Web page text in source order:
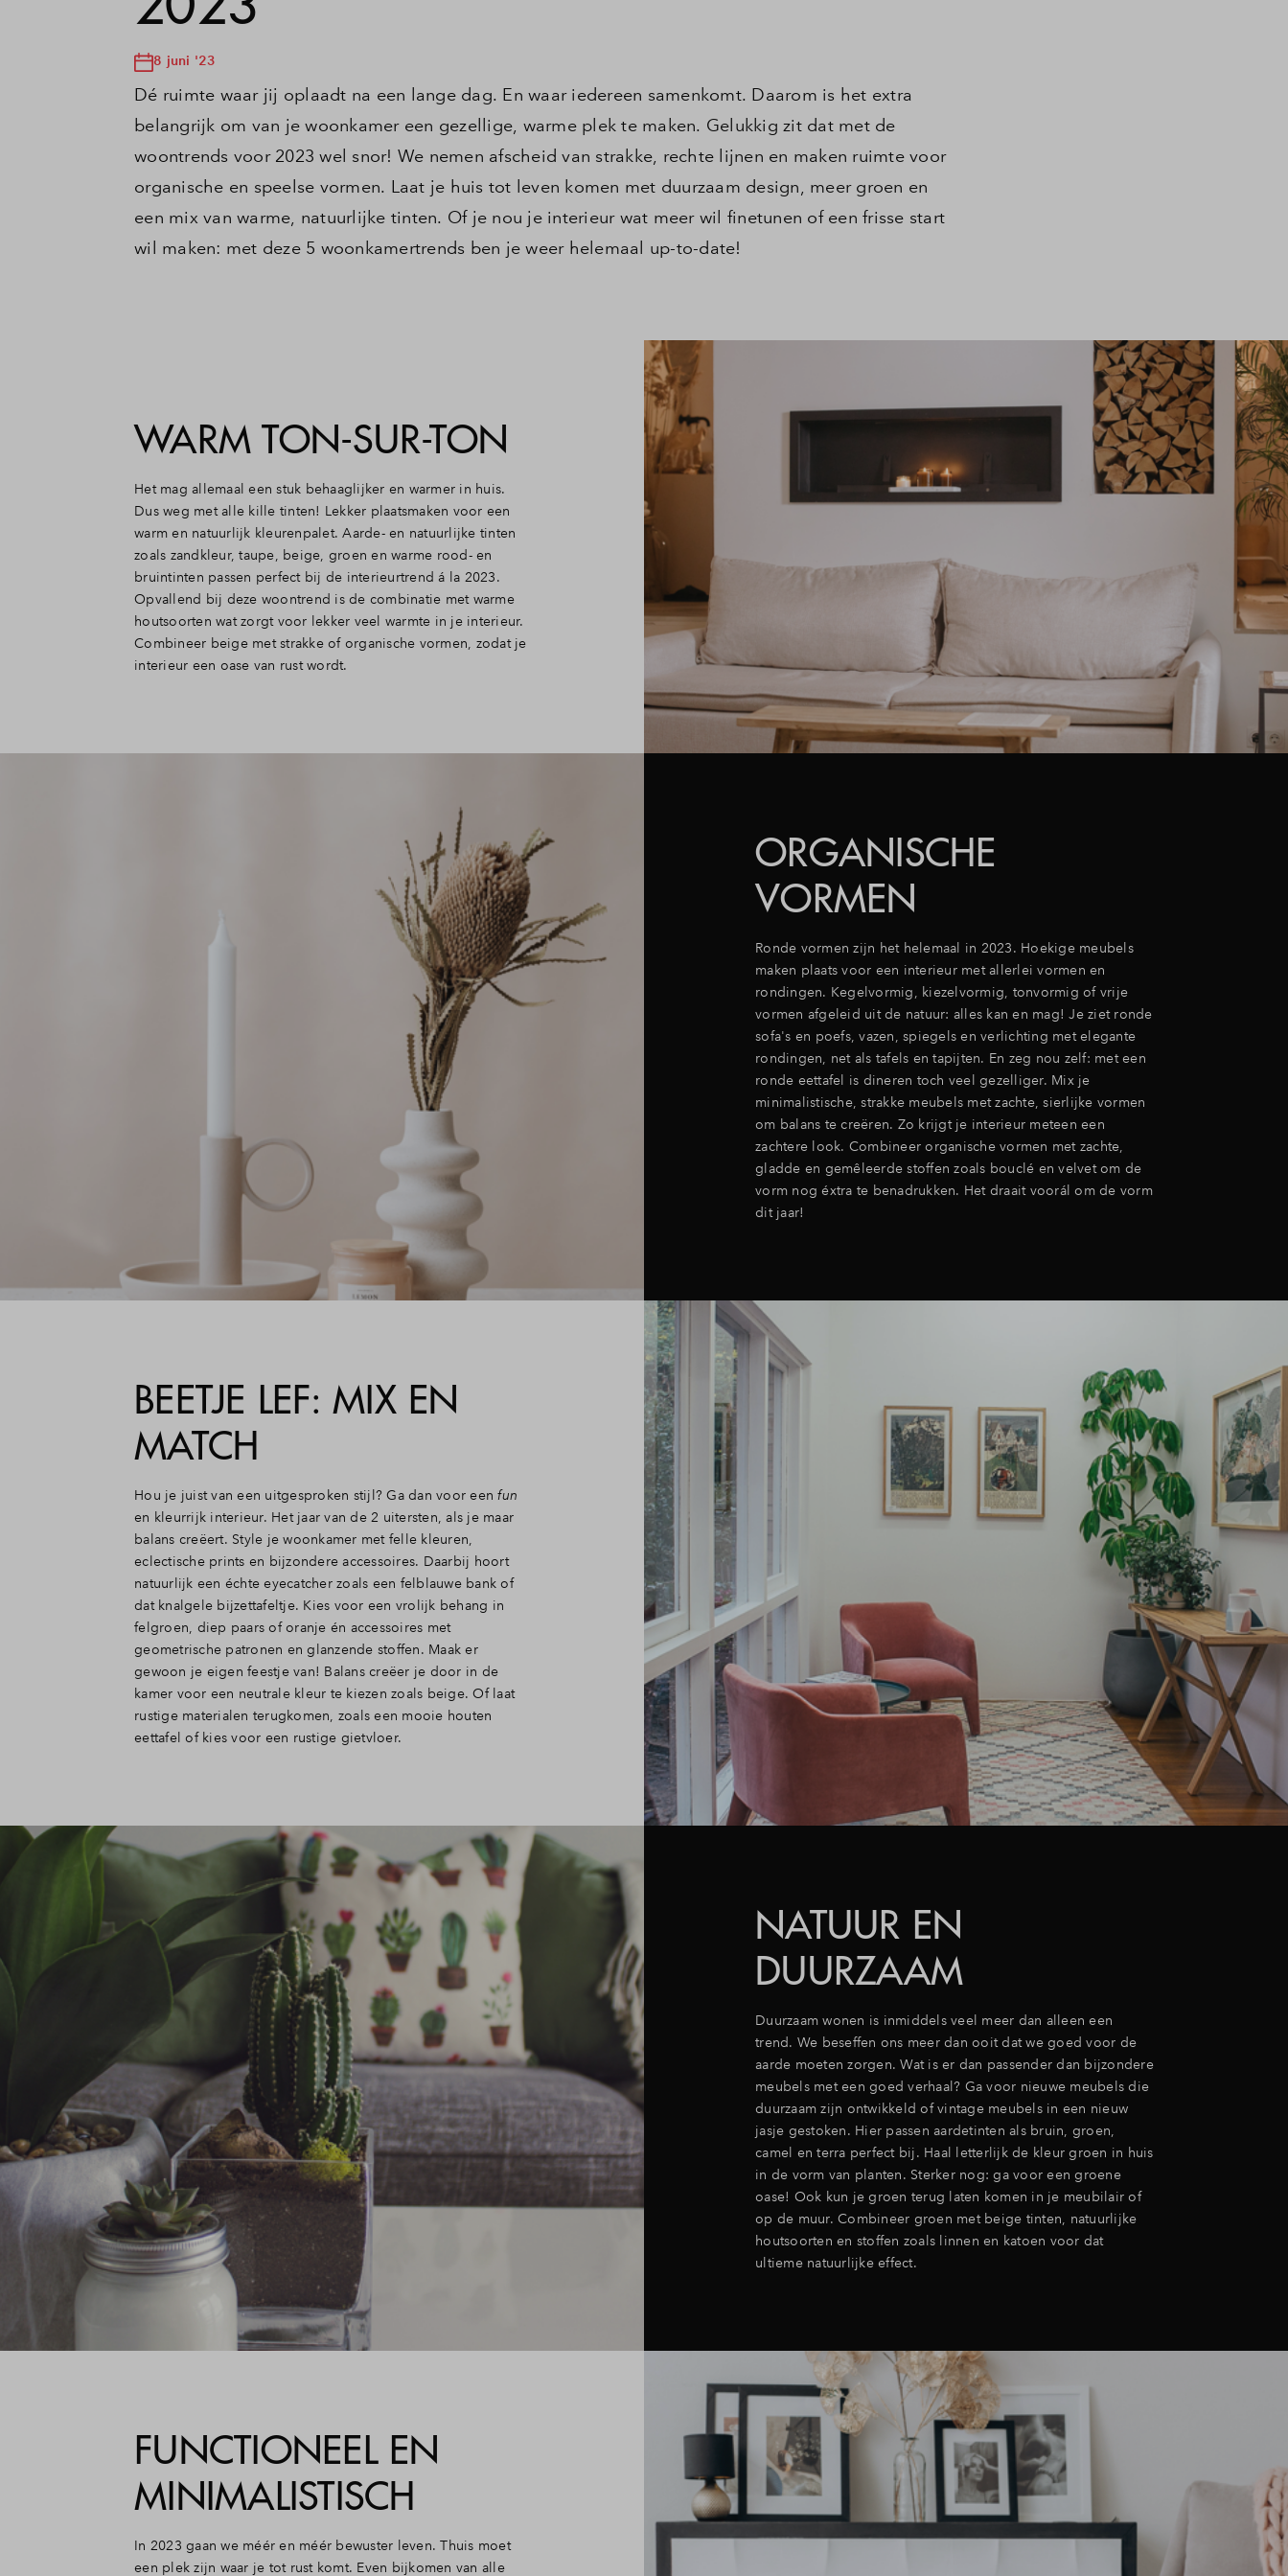
8 juni '23
Dé ruimte waar jij oplaadt na een lange dag. En waar iedereen samenkomt. Daarom is het extra
belangrijk om van je woonkamer een gezellige, warme plek te maken. Gelukkig zit dat met de
woontrends voor 2023 wel snor! We nemen afscheid van strakke, rechte lijnen en maken ruimte voor
organische en speelse vormen. Laat je huis tot leven komen met duurzaam design, meer groen en
een mix van warme, natuurlijke tinten. Of je nou je interieur wat meer wil finetunen of een frisse start
wil maken: met deze 5 woonkamertrends ben je weer helemaal up-to-date!
WARM TON-SUR-TON
Het mag allemaal een stuk behaaglijker en warmer in huis.
Dus weg met alle kille tinten! Lekker plaatsmaken voor een
warm en natuurlijk kleurenpalet. Aarde- en natuurlijke tinten
zoals zandkleur, taupe, beige, groen en warme rood- en
bruintinten passen perfect bij de interieurtrend á la 2023.
Opvallend bij deze woontrend is de combinatie met warme
houtsoorten wat zorgt voor lekker veel warmte in je interieur.
Combineer beige met strakke of organische vormen, zodat je
interieur een oase van rust wordt.
ORGANISCHE
VORMEN
Ronde vormen zijn het helemaal in 2023. Hoekige meubels
maken plaats voor een interieur met allerlei vormen en
rondingen. Kegelvormig, kiezelvormig, tonvormig of vrije
vormen afgeleid uit de natuur: alles kan en mag! Je ziet ronde
sofa's en poefs, vazen, spiegels en verlichting met elegante
rondingen, net als tafels en tapijten. En zeg nou zelf: met een
ronde eettafel is dineren toch veel gezelliger. Mix je
minimalistische, strakke meubels met zachte, sierlijke vormen
om balans te creëren. Zo krijgt je interieur meteen een
zachtere look. Combineer organische vormen met zachte,
gladde en gemêleerde stoffen zoals bouclé en velvet om de
vorm nog éxtra te benadrukken. Het draait voorál om de vorm
dit jaar!
BEETJE LEF: MIX EN
MATCH
Hou je juist van een uitgesproken stijl? Ga dan voor eenfun
en kleurrijk interieur. Het jaar van de 2 uitersten, als je maar
balans creëert. Style je woonkamer met felle kleuren,
eclectische prints en bijzondere accessoires. Daarbij hoort
natuurlijk een échte eyecatcher zoals een felblauwe bank of
dat knalgele bijzettafeltje. Kies voor een vrolijk behang in
felgroen, diep paars of oranje én accessoires met
geometrische patronen en glanzende stoffen. Maak er
gewoon je eigen feestje van! Balans creëer je door in de
kamer voor een neutrale kleur te kiezen zoals beige. Of laat
rustige materialen terugkomen, zoals een mooie houten
eettafel of kies voor een rustige gietvloer.
NATUUR EN
DUURZAAM
Duurzaam wonen is inmiddels veel meer dan alleen een
trend. We beseffen ons meer dan ooit dat we goed voor de
aarde moeten zorgen. Wat is er dan passender dan bijzondere
meubels met een goed verhaal? Ga voor nieuwe meubels die
duurzaam zijn ontwikkeld of vintage meubels in een nieuw
jasje gestoken. Hier passen aardetinten als bruin, groen,
camel en terra perfect bij. Haal letterlijk de kleur groen in huis
in de vorm van planten. Sterker nog: ga voor een groene
oase! Ook kun je groen terug laten komen in je meubilair of
op de muur. Combineer groen met beige tinten, natuurlijke
houtsoorten en stoffen zoals linnen en katoen voor dat
ultieme natuurlijke effect.
FUNCTIONEEL EN
MINIMALISTISCH
In 2023 gaan we méér en méér bewuster leven. Thuis moet
een plek zijn waar je tot rust komt. Even bijkomen van alle